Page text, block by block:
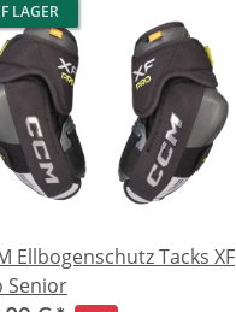
LAGER
Ellbogenschutz Tacks XF
Senior